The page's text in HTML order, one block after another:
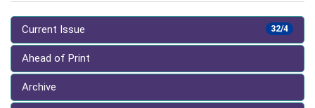
32/4
Current Issue
Ahead of Print
Archive